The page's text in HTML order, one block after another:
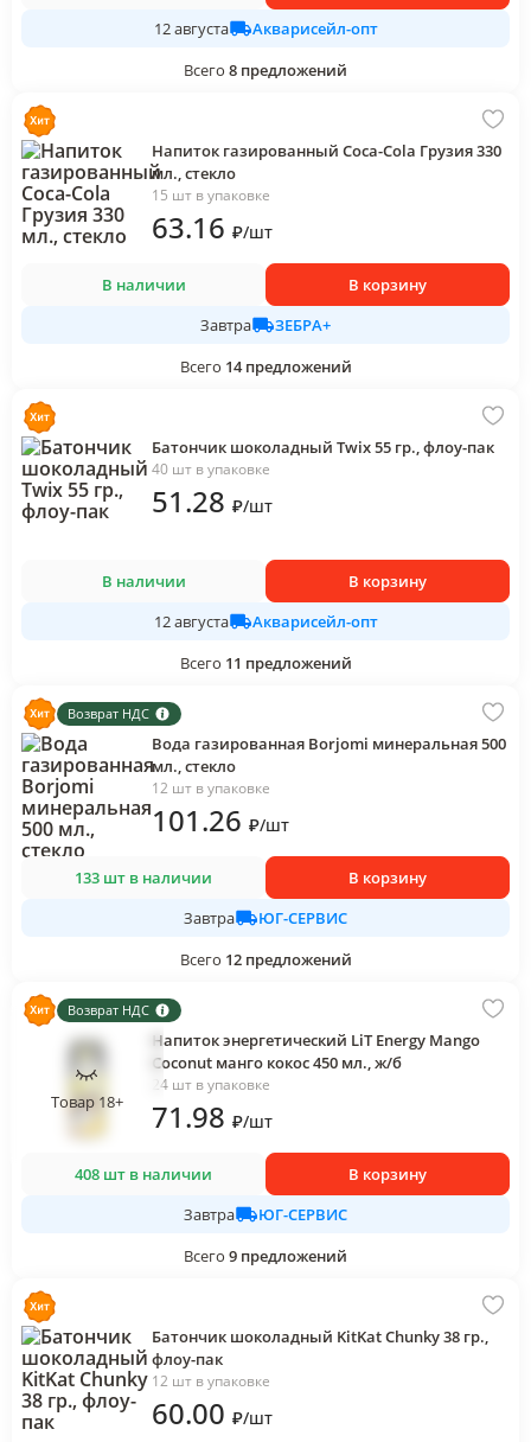
12 августа
Акварисейл-опт
Всего 8 предложений
Напиток газированный Coca-Cola Грузия 330
мл., стекло
15 шт в упаковке
63.16 ₽/шт
В наличии
В корзину
Завтра
ЗЕБРА+
Всего 14 предложений
Батончик шоколадный Twix 55 гр., флоу-пак
40 шт в упаковке
51.28 ₽/шт
В наличии
В корзину
12 августа
Акварисейл-опт
Всего 11 предложений
Возврат НДС
Вода газированная Borjomi минеральная 500
мл., стекло
12 шт в упаковке
101.26 ₽/шт
133 шт в наличии
В корзину
Завтра
ЮГ-СЕРВИС
Всего 12 предложений
Возврат НДС
Товар 18+
Напиток энергетический LiT Energy Mango
Coconut манго кокос 450 мл., ж/б
24 шт в упаковке
71.98 ₽/шт
408 шт в наличии
В корзину
Завтра
ЮГ-СЕРВИС
Всего 9 предложений
Батончик шоколадный KitKat Chunky 38 гр.,
флоу-пак
12 шт в упаковке
60.00 ₽/шт